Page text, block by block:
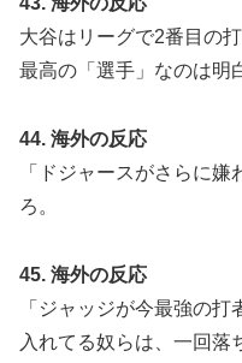
大谷はリーグで2番目の
最高の「選手」なのは明
44. 海外の反応
「ドジャースがさらに
ろ。
45. 海外の反応
「ジャッジが今最強の
入れてる奴らは、一回落